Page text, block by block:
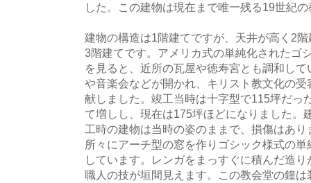
した。この建物は現在まで唯一残る19世紀
建物の構造は1階建てですが、天井が高く2
3階建てです。アメリカ式の単純化されたゴ
を見ると、近所の瓦屋や徳寿宮とも調和し
や音楽会などが開かれ、キリスト教文化の
献しました。竣工当時は十字型で115坪だっ
て増しし、現在は175坪ほどになりました。
工時の建物は当時の姿のままで、損傷はあ
所々にアーチ型の窓を作りゴシック様式の
しています。レンガをまっすぐに積んだ造
職人の技が垣間見えます。この教会堂の鐘